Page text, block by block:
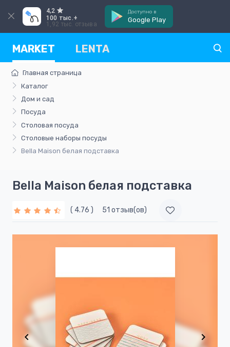
4,2
100 тыс.+
1,92 тыс. отзыва
Доступно в
Google Play
MARKET LENTA
Главная страница
Каталог
Дом и сад
Посуда
Столовая посуда
Столовые наборы посуды
Bella Maison белая подставка
Bella Maison белая подставка
( 4.76 ) 51 отзыв(ов)